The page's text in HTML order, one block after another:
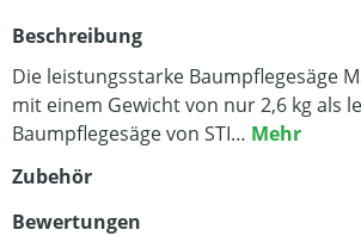
Beschreibung
Die leistungsstarke Baumpflegesäge
mit einem Gewicht von nur 2,6 kg als
Baumpflegesäge von STI… Mehr
Zubehör
Bewertungen